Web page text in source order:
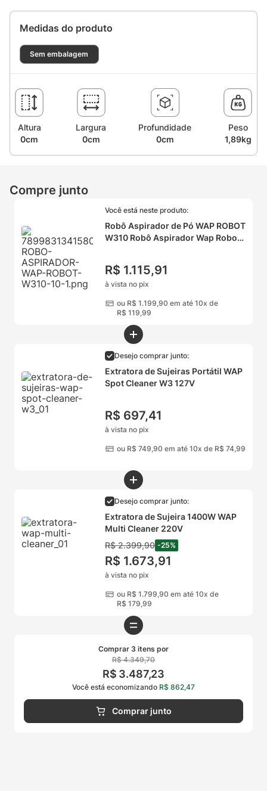
Medidas do produto
Sem embalagem
Altura
0cm
Largura
0cm
Profundidade
0cm
Peso
1,89kg
Compre junto
Você está neste produto:
Robô Aspirador de Pó WAP ROBOT
W310 Robô Aspirador Wap Robot
R$ 1.115,91
à vista no pix
ou R$ 1.199 90 em até 10x de
R$ 119 99
Desejo comprar junto:
Extratora de Sujeiras Portátil WAP
Spot Cleaner W3 127V
R$ 697,41
à vista no pix
ou R$ 749 90 em até 10x de R$ 74 99
Desejo comprar junto:
Extratora de Sujeira 1400W WAP
Multi Cleaner 220V
R$ 2.399,90 -25%
R$ 1.673,91
à vista no pix
ou R$ 1.799 90 em até 10x de
R$ 179 99
Comprar 3 itens por
R$ 4.349,70
R$ 3.487,23
Você está economizando R$ 862,47
Comprar junto